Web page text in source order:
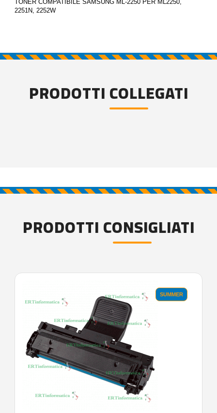
TONER COMPATIBILE SAMSUNG ML-2250 PER ML2250,
2251N, 2252W
PRODOTTI COLLEGATI
PRODOTTI CONSIGLIATI
SUMMER